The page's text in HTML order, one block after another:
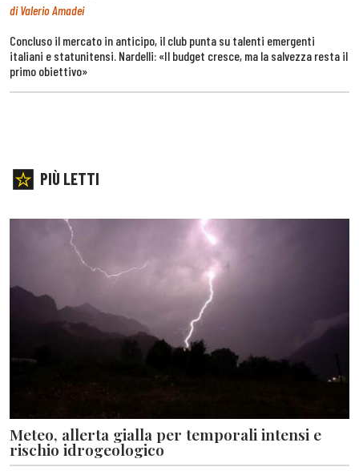
di Valerio Amadei
Concluso il mercato in anticipo, il club punta su talenti emergenti
italiani e statunitensi. Nardelli: «Il budget cresce, ma la salvezza resta il
primo obiettivo»
PIÙ LETTI
Meteo, allerta gialla per temporali intensi e
rischio idrogeologico